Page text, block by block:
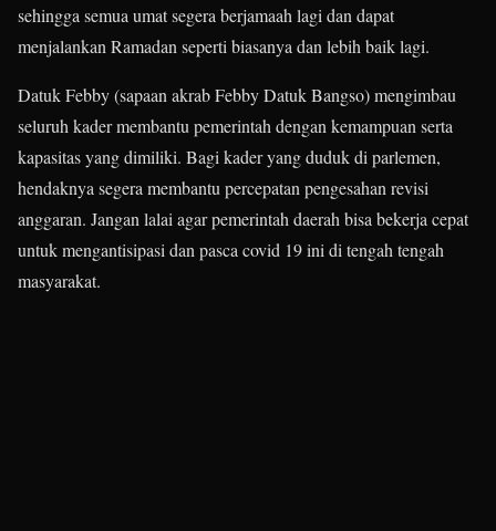
sehingga semua umat segera berjamaah lagi dan dapat
menjalankan Ramadan seperti biasanya dan lebih baik lagi.
Datuk Febby (sapaan akrab Febby Datuk Bangso) mengimbau
seluruh kader membantu pemerintah dengan kemampuan serta
kapasitas yang dimiliki. Bagi kader yang duduk di parlemen,
hendaknya segera membantu percepatan pengesahan revisi
anggaran. Jangan lalai agar pemerintah daerah bisa bekerja cepat
untuk mengantisipasi dan pasca covid 19 ini di tengah tengah
masyarakat.